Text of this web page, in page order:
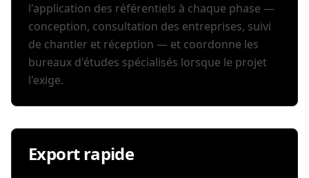
l'application des référentiels à chaque phase —
conception, consultation des entreprises, suivi
de chantier et réception — et coordonne les
bureaux d'études spécialisés lorsque le projet
l'exige.
Export rapide